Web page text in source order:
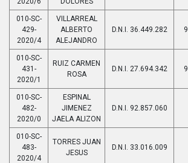
010-SC-
429-
2020/4
VILLARREAL
ALBERTO
ALEJANDRO
D.N.I. 36.449.282
010-SC-
431-
2020/1
RUIZ CARMEN
ROSA
D.N.I. 27.694.342
010-SC-
482-
2020/0
ESPINAL
JIMENEZ
JAELA ALIZON
D.N.I. 92.857.060
010-SC-
483-
2020/4
TORRES JUAN
JESUS
D.N.I. 33.016.009